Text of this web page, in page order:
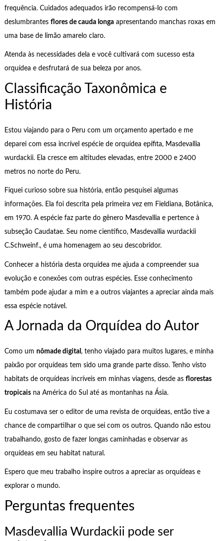
frequência. Cuidados adequados irão recompensá-lo com
deslumbrantes flores de cauda longaapresentando manchas roxas em
uma base de limão amarelo claro.
Atenda às necessidades dela e você cultivará com sucesso esta
orquídea e desfrutará de sua beleza por anos.
Classificação Taxonômica e
História
Estou viajando para o Peru com um orçamento apertado e me
deparei com essa incrível espécie de orquídea epífita, Masdevallia
wurdackii. Ela cresce em altitudes elevadas, entre 2000 e 2400
metros no norte do Peru.
Fiquei curioso sobre sua história, então pesquisei algumas
informações. Ela foi descrita pela primeira vez em Fieldiana, Botânica,
em 1970. A espécie faz parte do gênero Masdevallia e pertence à
subseção Caudatae. Seu nome científico, Masdevallia wurdackii
C.Schweinf., é uma homenagem ao seu descobridor.
Conhecer a história desta orquídea me ajuda a compreender sua
evolução e conexões com outras espécies. Esse conhecimento
também pode ajudar a mim e a outros viajantes a apreciar ainda mais
essa espécie notável.
A Jornada da Orquídea do Autor
Como um nômade digital , tenho viajado para muitos lugares, e minha
paixão por orquídeas tem sido uma grande parte disso. Tenho visto
habitats de orquídeas incríveis em minhas viagens, desde as florestas
tropicaisna América do Sul até as montanhas na Ásia.
Eu costumava ser o editor de uma revista de orquídeas, então tive a
chance de compartilhar o que sei com os outros. Quando não estou
trabalhando, gosto de fazer longas caminhadas e observar as
orquídeas em seu habitat natural.
Espero que meu trabalho inspire outros a apreciar as orquídeas e
explorar o mundo.
Perguntas frequentes
Masdevallia Wurdackii pode ser